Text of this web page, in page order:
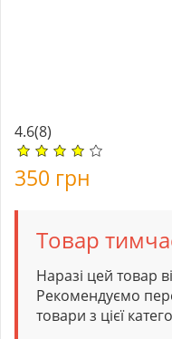
4.6(8)
350 грн
Товар
Наразі цей товар
Рекомендуємо
товари з цієї